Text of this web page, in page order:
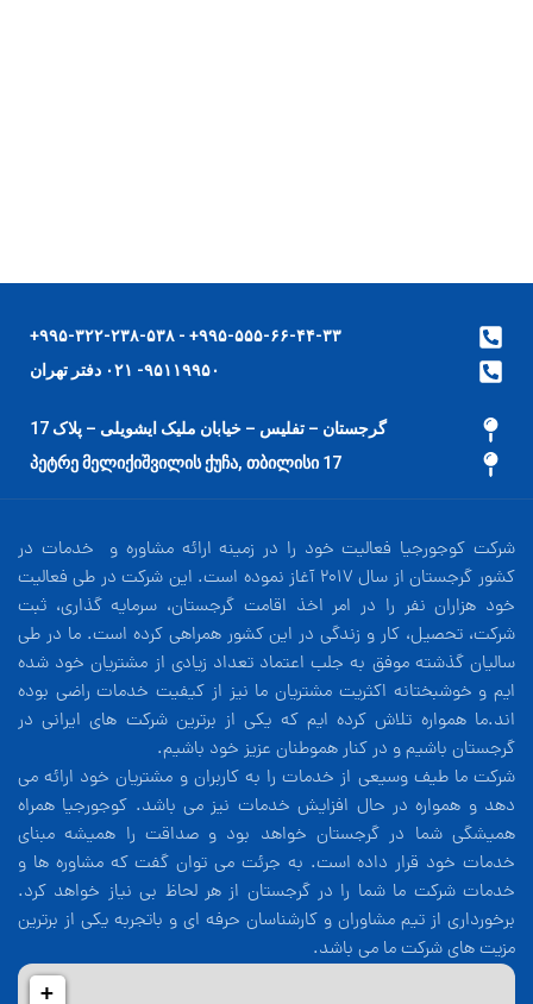
۹۹۵-۵۵۵-۶۶-۴۴-۳۳+ - ۹۹۵-۳۲۲-۲۳۸-۵۳۸+
۹۵۱۱۹۹۵۰- ۰۲۱ دفتر تهران
گرجستان – تفلیس – خیابان ملیک ایشویلی – پلاک 17
17 პეტრე მელიქიშვილის ქუჩა, თბილისი
شرکت کوجورجیا فعالیت خود را در زمینه ارائه مشاوره و خدمات در
کشور گرجستان از سال 2017 آغاز نموده است. این شرکت در طی فعالیت
خود هزاران نفر را در امر اخذ اقامت گرجستان، سرمایه گذاری، ثبت
شرکت، تحصیل، کار و زندگی در این کشور همراهی کرده است. ما در طی
سالیان گذشته موفق به جلب اعتماد تعداد زیادی از مشتریان خود شده
ایم و خوشبختانه اکثریت مشتریان ما نیز از کیفیت خدمات راضی بوده
اند.ما همواره تلاش کرده ایم که یکی از برترین شرکت های ایرانی در
گرجستان باشیم و در کنار هموطنان عزیز خود باشیم.
شرکت ما طیف وسیعی از خدمات را به کاربران و مشتریان خود ارائه می
دهد و همواره در حال افزایش خدمات نیز می باشد. کوجورجیا همراه
همیشگی شما در گرجستان خواهد بود و صداقت را همیشه مبنای
خدمات خود قرار داده است. به جرئت می توان گفت که مشاوره ها و
خدمات شرکت ما شما را در گرجستان از هر لحاظ بی نیاز خواهد کرد.
برخورداری از تیم مشاوران و کارشناسان حرفه ای و باتجربه یکی از برترین
مزیت های شرکت ما می باشد.
+